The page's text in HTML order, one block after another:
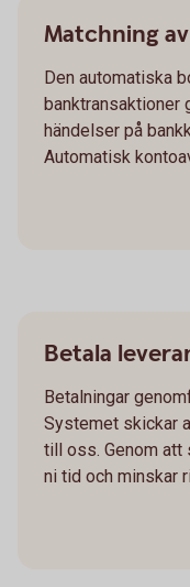
Matchning
Den automatiska
banktransaktioner
händelser på
Automatisk
Betala
Betalningar
Systemet skickar
till oss. Genom att
ni tid och minskar